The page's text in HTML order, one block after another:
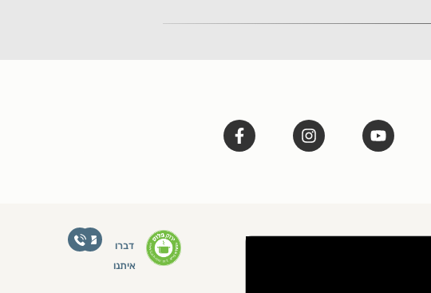
דברו
איתנו